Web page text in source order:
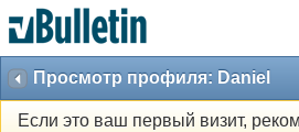
Просмотр профиля: Daniel
Если это ваш первый визит,